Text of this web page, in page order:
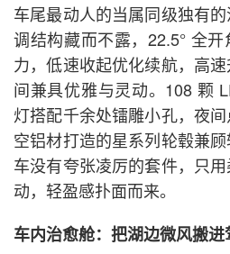
车尾最动人的当属同级独有
调结构藏而不露，22.5° 全
力，低速收起优化续航，高
间兼具优雅与灵动。108 颗
灯搭配千余处镭雕小孔，夜
空铝材打造的星系列轮毂兼
车没有夸张凌厉的套件，只
动，轻盈感扑面而来。
车内治愈舱：把湖边微风搬进